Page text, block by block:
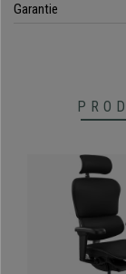
Garantie